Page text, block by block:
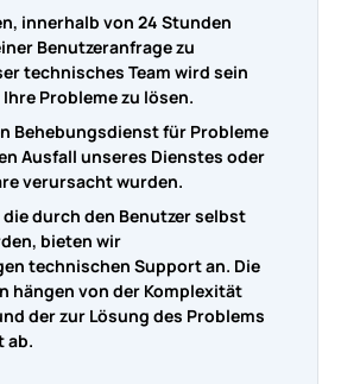
innerhalb von 24 Stunden
Benutzeranfrage zu
technisches Team wird sein
Probleme zu lösen.
Behebungsdienst für Probleme
Ausfall unseres Dienstes oder
verursacht wurden.
die durch den Benutzer selbst
bieten wir
technischen Support an. Die
hängen von der Komplexität
der zur Lösung des Problems
ab.